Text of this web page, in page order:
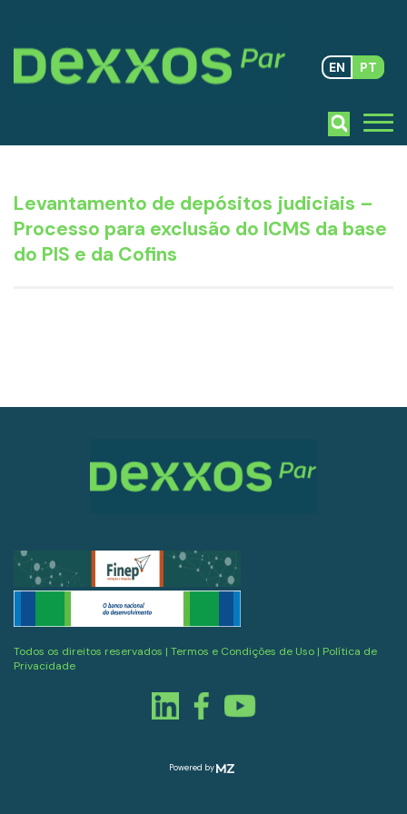
EN PT
Levantamento de depósitos judiciais –
Processo para exclusão do ICMS da base
do PIS e da Cofins
Todos os direitos reservados | Termos e Condições de Uso | Política de
Privacidade
Powered by